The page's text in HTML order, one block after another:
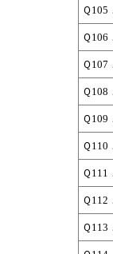
Ｑ105
Ｑ106
Ｑ107
Ｑ108
Ｑ109
Ｑ110
Ｑ111
Ｑ112
Ｑ113